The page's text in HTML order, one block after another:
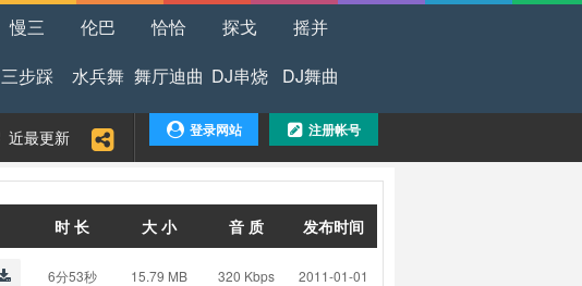
慢三 伦巴 恰恰 探戈
摇并
三步踩 水兵舞 舞厅迪曲 DJ串烧 DJ舞曲
近最更新 登录网站 注册帐号
时 长 大 小 音 质 发布时间
6分53秒 15.79 MB 320 Kbps 2011-01-01